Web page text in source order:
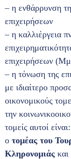
– η ενθάρρυνση
επιχειρήσεων
– η καλλιέργεια
επιχειρήσεων
– η τόνωση της
με ιδιαίτερο
οικονομικούς
την
τομείς αυτοί είναι:
ο τομέας του
Κληρονομιάς και